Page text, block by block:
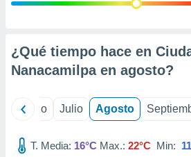
e
mediante
publicidad
¿Qué tiempo hace en
Nanacamilpa en agosto?
Junio Julio Agosto
T. Media: 16°C Max.: 22°C Min: